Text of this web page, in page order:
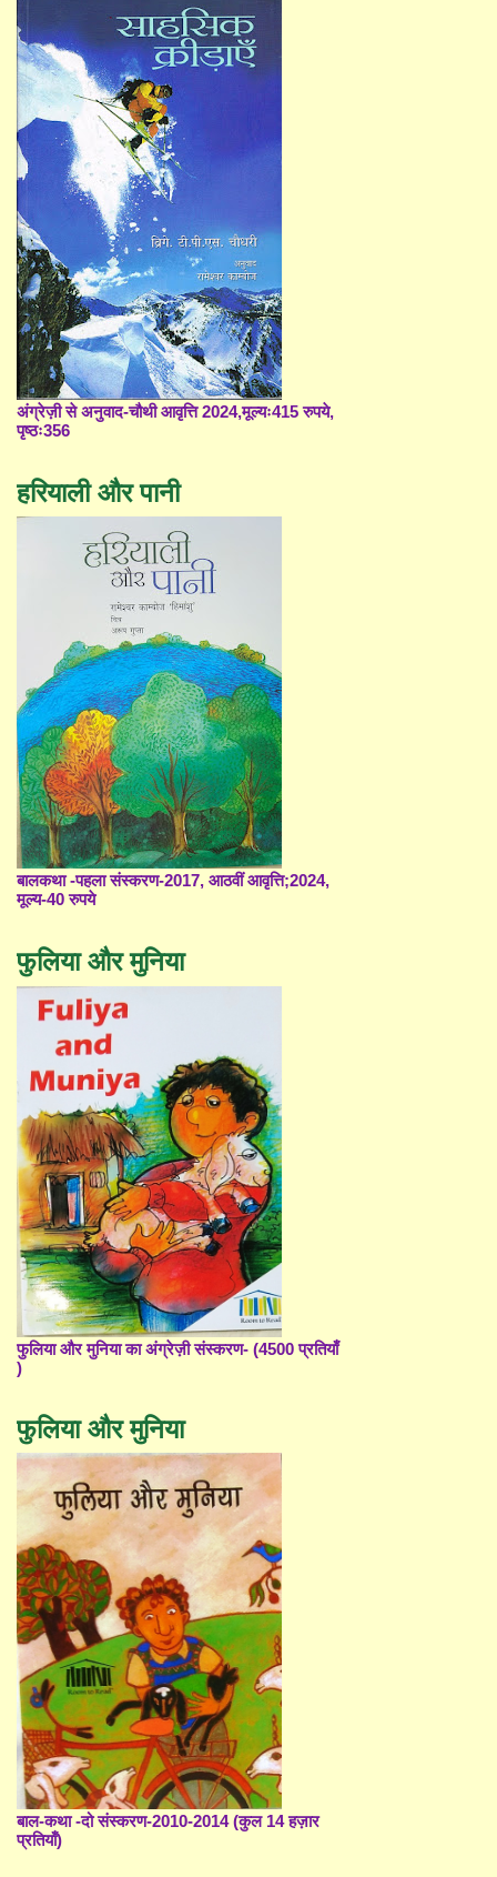
अंग्रेज़ी से अनुवाद-चौथी आवृत्ति 2024,मूल्यः415 रुपये,
पृष्ठः356
हरियाली और पानी
बालकथा -पहला संस्करण-2017, आठवीं आवृत्ति;2024,
मूल्य-40 रुपये
फुलिया और मुनिया
फुलिया और मुनिया का अंग्रेज़ी संस्करण- (4500 प्रतियाँ
)
फुलिया और मुनिया
बाल-कथा -दो संस्करण-2010-2014 (कुल 14 हज़ार
प्रतियाँ)